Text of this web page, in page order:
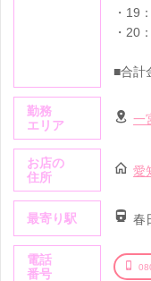
・19
・20
■合計
勤務
エリア
一
お店の
住所
愛
最寄り駅 春
電話
番号